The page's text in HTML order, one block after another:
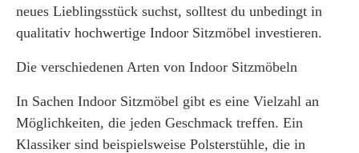
neues Lieblingsstück suchst, solltest du unbedingt in
qualitativ hochwertige Indoor Sitzmöbel investieren.
Die verschiedenen Arten von Indoor Sitzmöbeln
In Sachen Indoor Sitzmöbel gibt es eine Vielzahl an
Möglichkeiten, die jeden Geschmack treffen. Ein
Klassiker sind beispielsweise Polsterstühle, die in